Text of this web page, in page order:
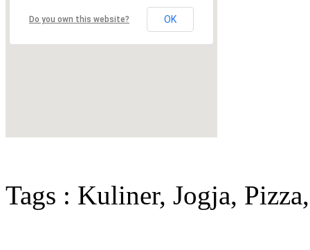
Do you own this website? OK
Tags : Kuliner, Jogja,